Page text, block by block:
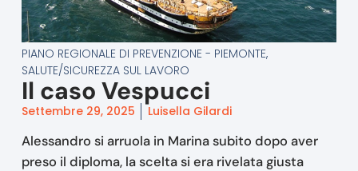
PIANO REGIONALE DI PREVENZIONE - PIEMONTE,
SALUTE/SICUREZZA SUL LAVORO
Il caso Vespucci
Settembre 29, 2025 Luisella Gilardi
Alessandro si arruola in Marina subito dopo aver
preso il diploma, la scelta si era rivelata giusta